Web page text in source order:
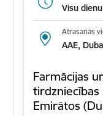
Visu dienu
Atrašanās
AAE,
Farmācijas
tirdzniecības
Emirātos